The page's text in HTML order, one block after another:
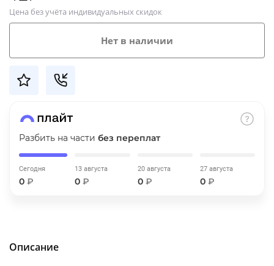
Цена без учёта индивидуальных скидок
Нет в наличии
Разбить на части без переплат
Сегодня
0 ₽
13 августа
0₽
20 августа
0 ₽
27 августа
0 ₽
Описание
25% картой любого банка
списываться
по 25 %каждые 2 недели